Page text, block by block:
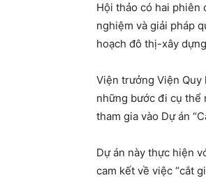
Hội thảo có hai phiên
nghiệm và giải pháp
hoạch đô thị-xây
Viện trưởng Viện Quy
những bước đi cụ thể
tham gia vào Dự án
Dự án này thực hiện
cam kết về việc “cắt